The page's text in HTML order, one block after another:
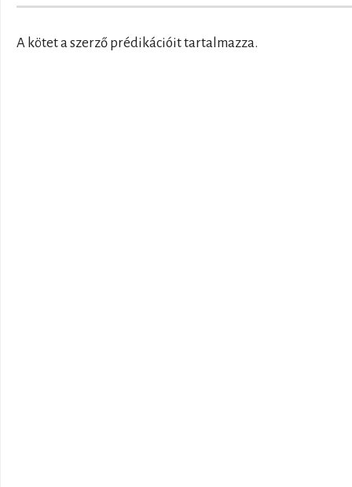
A kötet a szerző prédikációit tartalmazza.